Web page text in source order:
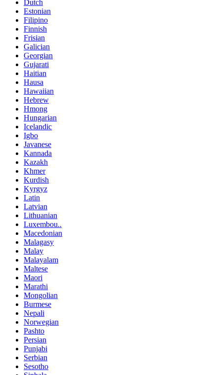
Dutch
Estonian
Filipino
Finnish
Frisian
Galician
Georgian
Gujarati
Haitian
Hausa
Hawaiian
Hebrew
Hmong
Hungarian
Icelandic
Igbo
Javanese
Kannada
Kazakh
Khmer
Kurdish
Kyrgyz
Latin
Latvian
Lithuanian
Luxembou..
Macedonian
Malagasy
Malay
Malayalam
Maltese
Maori
Marathi
Mongolian
Burmese
Nepali
Norwegian
Pashto
Persian
Punjabi
Serbian
Sesotho